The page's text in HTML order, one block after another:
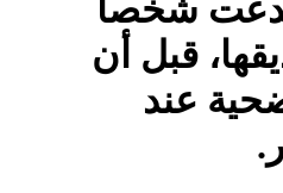
شخصاً
قبل أن
عند